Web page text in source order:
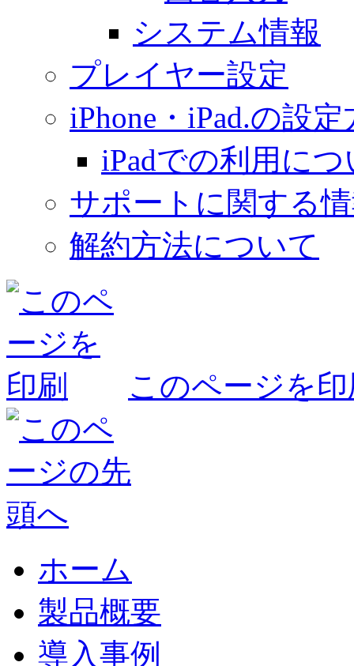
システム情報
プレイヤー設定
iPhone・iPad.の設
iPadでの利用に
サポートに関する
解約方法について
このページを
ホーム
製品概要
導入事例